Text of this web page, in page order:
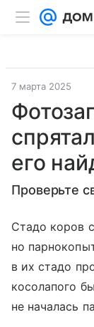
7 марта 2025
его
Проверьте
Стадо коров
но
в их стадо
косолапого
не началась